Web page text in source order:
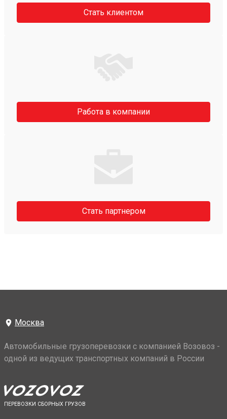
Стать клиентом
Работа в компании
Стать партнером
Москва
Автомобильные грузоперевозки с компанией Возовоз -
одной из ведущих транспортных компаний в России
ПЕРЕВОЗКИ СБОРНЫХ ГРУЗОВ